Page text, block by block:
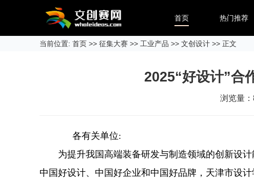
首页 热门推荐
当前位置: 首页 >> 征集大赛 >> 工业产品 >> 文创设计 >> 正文
2025“好设计”合
浏览量：
各有关单位:
为提升我国高端装备研发与制造领域的创新设计
中国好设计、中国好企业和中国好品牌，天津市设